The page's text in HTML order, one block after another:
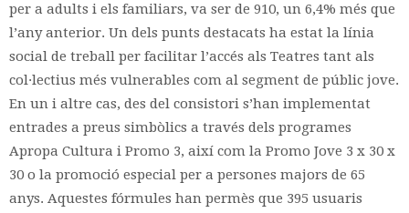
per a adults i els familiars, va ser de 910, un 6,4% més que
l’any anterior. Un dels punts destacats ha estat la línia
social de treball per facilitar l’accés als Teatres tant als
col·lectius més vulnerables com al segment de públic jove.
En un i altre cas, des del consistori s’han implementat
entrades a preus simbòlics a través dels programes
Apropa Cultura i Promo 3, així com la Promo Jove 3 x 30 x
30 o la promoció especial per a persones majors de 65
anys. Aquestes fórmules han permès que 395 usuaris